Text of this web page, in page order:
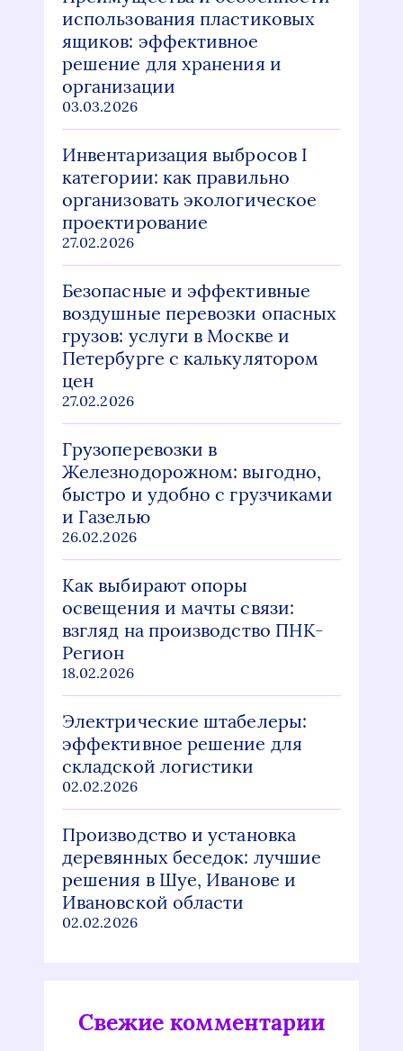
использования пластиковых
ящиков: эффективное
решение для хранения и
организации
03.03.2026
Инвентаризация выбросов I
категории: как правильно
организовать экологическое
проектирование
27.02.2026
Безопасные и эффективные
воздушные перевозки опасных
грузов: услуги в Москве и
Петербурге с калькулятором
цен
27.02.2026
Грузоперевозки в
Железнодорожном: выгодно,
быстро и удобно с грузчиками
и Газелью
26.02.2026
Как выбирают опоры
освещения и мачты связи:
взгляд на производство ПНК-
Регион
18.02.2026
Электрические штабелеры:
эффективное решение для
складской логистики
02.02.2026
Производство и установка
деревянных беседок: лучшие
решения в Шуе, Иванове и
Ивановской области
02.02.2026
Свежие комментарии